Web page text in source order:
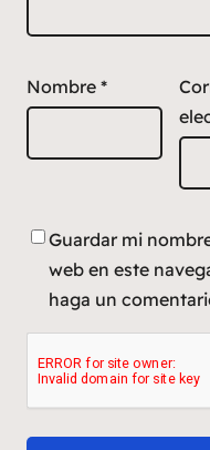
Nombre *
Guardar mi
web en este
haga un